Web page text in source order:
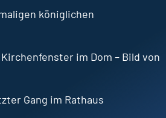
königlichen
im Dom – Bild von
Gang im Rathaus